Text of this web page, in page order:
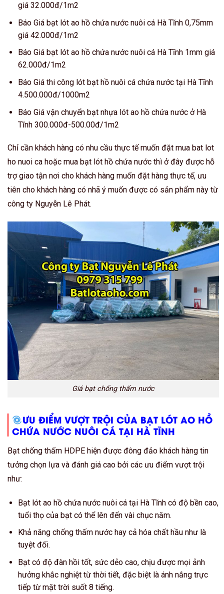
giá 32.000đ/1m2
Báo Giá bạt lót ao hồ chứa nước nuôi cá Hà Tĩnh 0,75mm
giá 42.000đ/1m2
Báo Giá bạt lót ao hồ chứa nước nuôi cá Hà Tĩnh 1mm giá
62.000đ/1m2
Báo Giá thi công lót bạt hồ nuôi cá chứa nước tại Hà Tĩnh
4.500.000đ/1000m2
Báo Giá vận chuyển bạt nhựa lót ao hồ chứa nước ở Hà
Tĩnh 300.000đ-500.00đ/1m2
Chỉ cần khách hàng có nhu cầu thực tế muốn đặt mua bat lot
ho nuoi ca hoặc mua bạt lót hồ chứa nước thì ở đây được hỗ
trợ giao tận nơi cho khách hàng muốn đặt hàng thực tế, ưu
tiên cho khách hàng có nhã ý muốn được có sản phẩm này từ
công ty Nguyễn Lê Phát.
Giá bạt chống thấm nước
ƯU ĐIỂM VƯỢT TRỘI CỦA BẠT LÓT AO HỒ
CHỨA NƯỚC NUÔI CÁ TẠI HÀ TĨNH
Bạt chống thấm HDPE hiện được đông đảo khách hàng tin
tưởng chọn lựa và đánh giá cao bởi các ưu điểm vượt trội
như:
Bạt lót ao hồ chứa nước nuôi cá tại Hà Tĩnh có độ bền cao,
tuổi thọ của bạt có thể lên đến vài chục năm.
Khả năng chống thấm nước hay cả hóa chất hầu như là
tuyệt đối.
Bạt có độ đàn hồi tốt, sức dẻo cao, chịu được mọi ảnh
hưởng khắc nghiệt từ thời tiết, đặc biệt là ánh nắng trực
tiếp từ mặt trời suốt 8 tiếng.